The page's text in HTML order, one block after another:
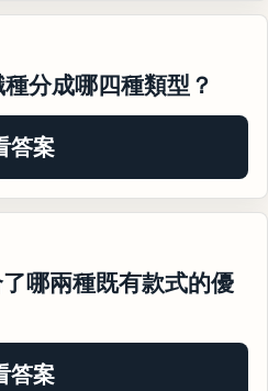
分成哪四種類型？
答案
哪兩種既有款式的優
答案